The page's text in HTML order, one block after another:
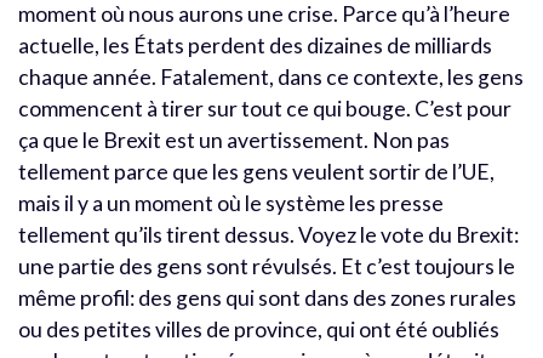
moment où nous aurons une crise. Parce qu’à l’heure
actuelle, les États perdent des dizaines de milliards
chaque année. Fatalement, dans ce contexte, les gens
commencent à tirer sur tout ce qui bouge. C’est pour
ça que le Brexit est un avertissement. Non pas
tellement parce que les gens veulent sortir de l’UE,
mais il y a un moment où le système les presse
tellement qu’ils tirent dessus. Voyez le vote du Brexit:
une partie des gens sont révulsés. Et c’est toujours le
même profil: des gens qui sont dans des zones rurales
ou des petites villes de province, qui ont été oubliés